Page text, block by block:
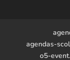
agendas-
o5-